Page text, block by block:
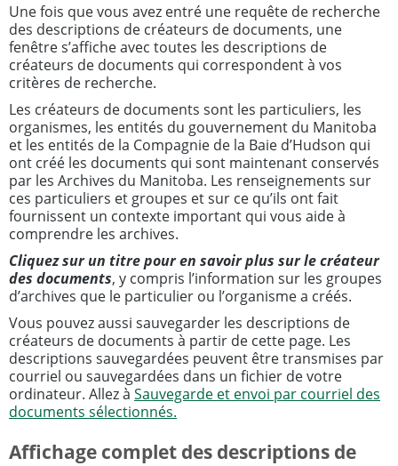
Une fois que vous avez entré une requête de recherche
des descriptions de créateurs de documents, une
fenêtre s’affiche avec toutes les descriptions de
créateurs de documents qui correspondent à vos
critères de recherche.
Les créateurs de documents sont les particuliers, les
organismes, les entités du gouvernement du Manitoba
et les entités de la Compagnie de la Baie d’Hudson qui
ont créé les documents qui sont maintenant conservés
par les Archives du Manitoba. Les renseignements sur
ces particuliers et groupes et sur ce qu’ils ont fait
fournissent un contexte important qui vous aide à
comprendre les archives.
Cliquez sur un titre pour en savoir plus sur le créateur
des documents, y compris l’information sur les groupes
d’archives que le particulier ou l’organisme a créés.
Vous pouvez aussi sauvegarder les descriptions de
créateurs de documents à partir de cette page. Les
descriptions sauvegardées peuvent être transmises par
courriel ou sauvegardées dans un fichier de votre
ordinateur. Allez à Sauvegarde et envoi par courriel des
documents sélectionnés.
Affichage complet des descriptions de